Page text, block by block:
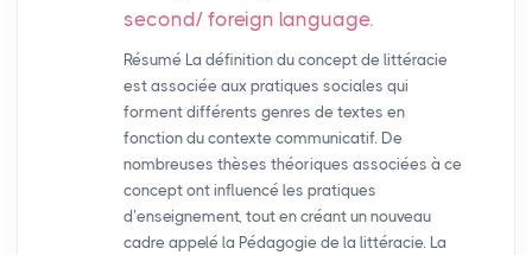
second/ foreign language.
Résumé La définition du concept de littéracie
est associée aux pratiques sociales qui
forment différents genres de textes en
fonction du contexte communicatif. De
nombreuses thèses théoriques associées à ce
concept ont influencé les pratiques
d’enseignement, tout en créant un nouveau
cadre appelé la Pédagogie de la littéracie. La